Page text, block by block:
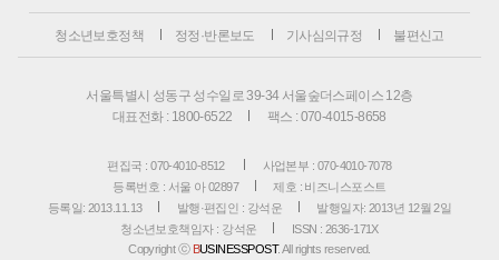
청소년보호정책 정정·반론보도 기사심의규정 불편신고
서울특별시 성동구 성수일로 39-34 서울숲더스페이스 12층
대표전화 : 1800-6522
팩스 : 070-4015-8658
편집국 : 070-4010-8512
사업본부 : 070-4010-7078
등록번호 : 서울 아 02897
제호 : 비즈니스포스트
등록일: 2013.11.13
발행·편집인 : 강석운
발행일자: 2013년 12월 2일
청소년보호책임자 : 강석운
ISSN : 2636-171X
Copyright ⓒ BUSINESSPOST. All rights reserved.